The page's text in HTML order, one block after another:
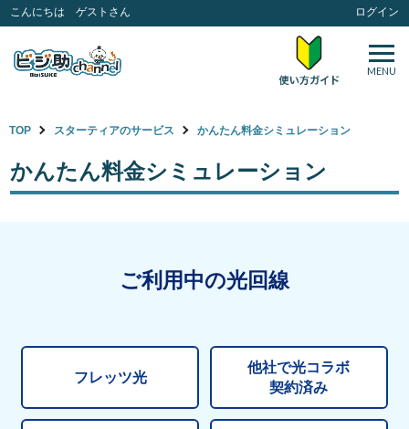
こんにちは ゲストさん ログイン
MENU
TOP スターティアのサービス かんたん料金シミュレーション
かんたん料金シミュレーション
ご利用中の光回線
フレッツ光
他社で光コラボ
契約済み